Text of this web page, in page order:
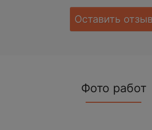
Оставить отзыв
Фото работ